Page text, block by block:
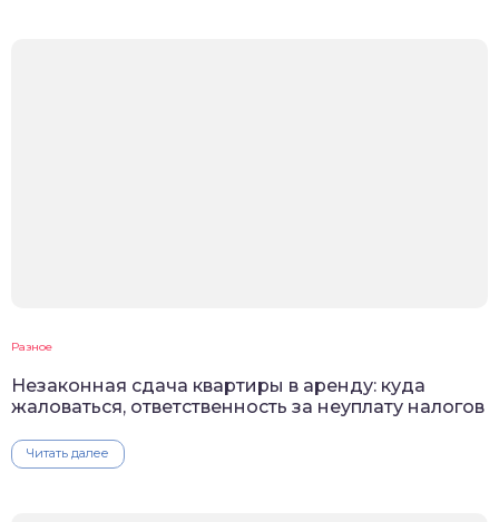
Разное
Незаконная сдача квартиры в аренду: куда
жаловаться, ответственность за неуплату налогов
Читать далее